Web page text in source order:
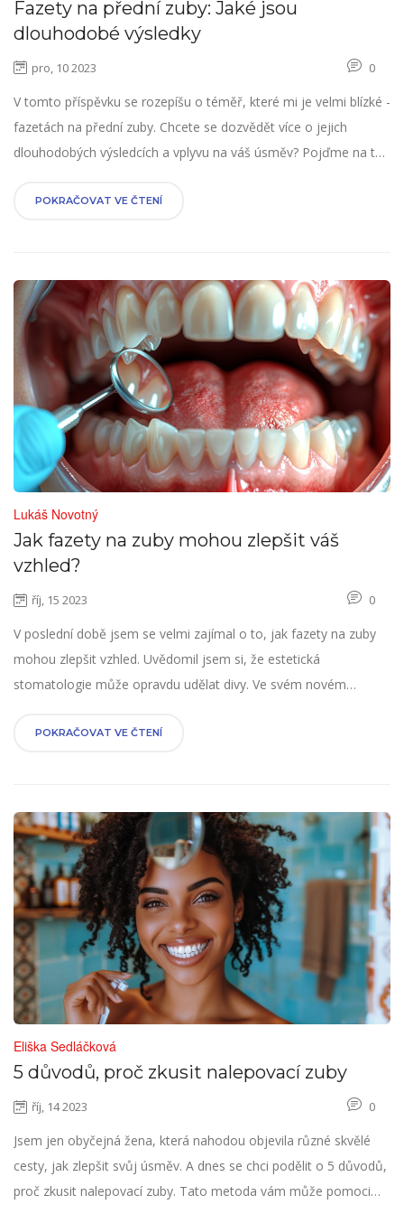
Fazety na přední zuby: Jaké jsou
dlouhodobé výsledky
pro, 10 2023 0
V tomto příspěvku se rozepíšu o téměř, které mi je velmi blízké -
fazetách na přední zuby. Chcete se dozvědět více o jejich
dlouhodobých výsledcích a vplyvu na váš úsměv? Pojďme na to
podíváme se, jak fazety mohou dlouhodobě změnit vzezření
POKRAČOVAT VE ČTENÍ
Lukáš Novotný
Jak fazety na zuby mohou zlepšit váš
vzhled?
říj, 15 2023 0
V poslední době jsem se velmi zajímal o to, jak fazety na zuby
mohou zlepšit vzhled. Uvědomil jsem si, že estetická
stomatologie může opravdu udělat divy. Ve svém novém
na zuby se stávají stále populárnějšími a já vám ukážu, proč je
jste vždy chtěli.
POKRAČOVAT VE ČTENÍ
Eliška Sedláčková
5 důvodů, proč zkusit nalepovací zuby
říj, 14 2023 0
Jsem jen obyčejná žena, která nahodou objevila různé skvělé
cesty, jak zlepšit svůj úsměv. A dnes se chci podělit o 5 důvodů,
proč zkusit nalepovací zuby. Tato metoda vám může pomoci